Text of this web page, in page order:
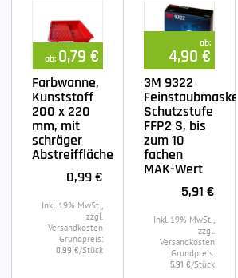
ab: 0,79 €
Farbwanne,
Kunststoff
200 x 220
mm, mit
schräger
Abstreiffläche
0,99 €
Inkl. 19% MwSt.,
zzgl.
Versandkosten
Grundpreis:
0,99 €/Stück
ab:
4,90 €
3M 9322
Feinstaubmaske,
Schutzstufe
FFP2 S, bis
zum 10
fachen
MAK-Wert
5,91 €
Inkl. 19% MwSt.,
zzgl.
Versandkosten
Grundpreis:
5,91 €/Stück